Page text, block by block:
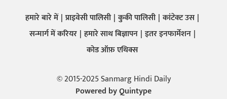
हमारे बारे में प्राइवेसी पालिसी कुकी पालिसी कांटेक्ट उस
सन्मार्ग में करियर हमारे साथ बिज्ञापन इतर इनफार्मेशन
कोड ऑफ़ एथिक्स
© 2015-2025 Sanmarg Hindi Daily
Powered byQuintype